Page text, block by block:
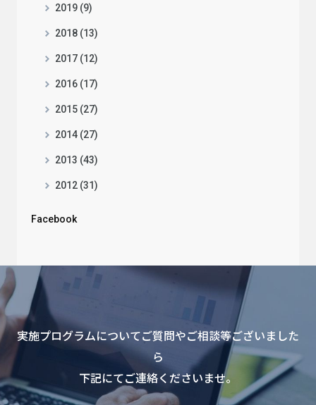
2019 (9)
2018 (13)
2017 (12)
2016 (17)
2015 (27)
2014 (27)
2013 (43)
2012 (31)
Facebook
実施プログラムについてご質問やご相談等ございました
ら
下記にてご連絡くださいませ。